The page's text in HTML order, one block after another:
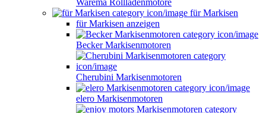
Warema Rollladenmotore
für Markisen
für Markisen anzeigen
Becker Markisenmotoren
Cherubini Markisenmotoren
elero Markisenmotoren